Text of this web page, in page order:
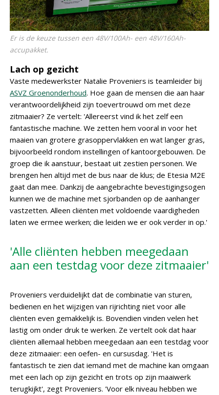
Er is de keuze tussen een 48V/100Ah- een 48V/160Ah-
accupakket.
Lach op gezicht
Vaste medewerkster Natalie Proveniers is teamleider bij
ASVZ Groenonderhoud. Hoe gaan de mensen die aan haar
verantwoordelijkheid zijn toevertrouwd om met deze
zitmaaier? Ze vertelt: 'Allereerst vind ik het zelf een
fantastische machine. We zetten hem vooral in voor het
maaien van grotere grasoppervlakken en wat langer gras,
bijvoorbeeld rondom instellingen of kantoorgebouwen. De
groep die ik aanstuur, bestaat uit zestien personen. We
brengen hen altijd met de bus naar de klus; de Etesia M2E
gaat dan mee. Dankzij de aangebrachte bevestigingsogen
kunnen we de machine met sjorbanden op de aanhanger
vastzetten. Alleen cliënten met voldoende vaardigheden
laten we ermee werken; die leiden we er ook verder in op.'
'Alle cliënten hebben meegedaan
aan een testdag voor deze zitmaaier'
Proveniers verduidelijkt dat de combinatie van sturen,
bedienen en het wijzigen van rijrichting niet voor alle
cliënten even gemakkelijk is. Bovendien vinden velen het
lastig om onder druk te werken. Ze vertelt ook dat haar
cliënten allemaal hebben meegedaan aan een testdag voor
deze zitmaaier: een oefen- en cursusdag. 'Het is
fantastisch te zien dat iemand met de machine kan omgaan
met een lach op zijn gezicht en trots op zijn maaiwerk
terugkijkt', zegt Proveniers. 'Voor elk niveau hebben we